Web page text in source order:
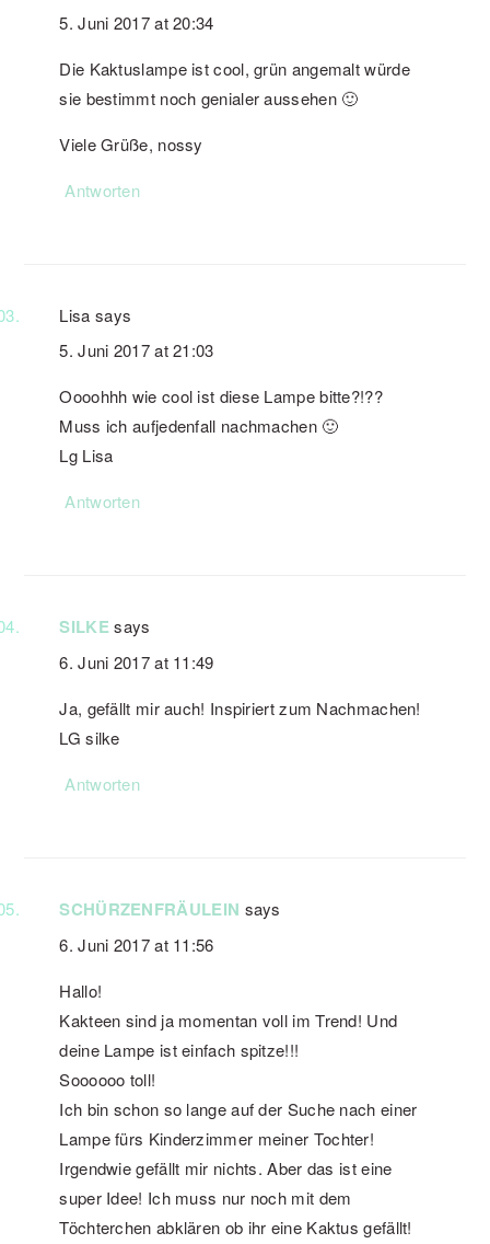
5. Juni 2017 at 20:34
Die Kaktuslampe ist cool, grün angemalt würde
sie bestimmt noch genialer aussehen 🙂
Viele Grüße, nossy
Antworten
Lisa says
5. Juni 2017 at 21:03
Oooohhh wie cool ist diese Lampe bitte?!??
Muss ich aufjedenfall nachmachen 🙂
Lg Lisa
Antworten
SILKE says
6. Juni 2017 at 11:49
Ja, gefällt mir auch! Inspiriert zum Nachmachen!
LG silke
Antworten
SCHÜRZENFRÄULEIN says
6. Juni 2017 at 11:56
Hallo!
Kakteen sind ja momentan voll im Trend! Und
deine Lampe ist einfach spitze!!!
Soooooo toll!
Ich bin schon so lange auf der Suche nach einer
Lampe fürs Kinderzimmer meiner Tochter!
Irgendwie gefällt mir nichts. Aber das ist eine
super Idee! Ich muss nur noch mit dem
Töchterchen abklären ob ihr eine Kaktus gefällt!